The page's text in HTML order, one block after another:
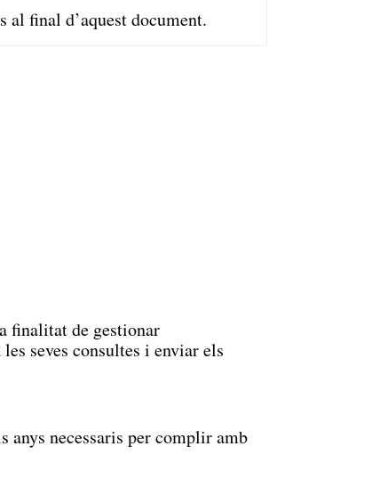
final d’aquest document.
finalitat de gestionar
seves consultes i enviar els
anys necessaris per complir amb